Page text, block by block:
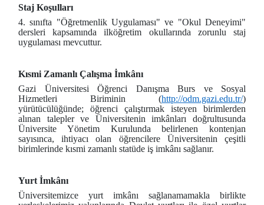
Staj Koşulları
4. sınıfta "Öğretmenlik Uygulaması" ve "Okul Deneyimi"
dersleri kapsamında ilköğretim okullarında zorunlu staj
uygulaması mevcuttur.
Kısmi Zamanlı Çalışma İmkânı
Gazi Üniversitesi Öğrenci Danışma Burs ve Sosyal
Hizmetleri Biriminin (http://odm.gazi.edu.tr/)
yürütücülüğünde; öğrenci çalıştırmak isteyen birimlerden
alınan talepler ve Üniversitenin imkânları doğrultusunda
Üniversite Yönetim Kurulunda belirlenen kontenjan
sayısınca, ihtiyacı olan öğrencilere Üniversitenin çeşitli
birimlerinde kısmi zamanlı statüde iş imkânı sağlanır.
Yurt İmkânı
Üniversitemizce yurt imkânı sağlanamamakla birlikte